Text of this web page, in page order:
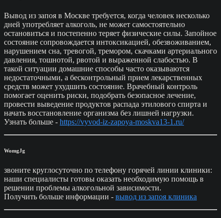
Вывод из запоя в Москве требуется, когда человек несколько
дней употребляет алкоголь, не может самостоятельно
остановиться и постепенно теряет физические силы. Запойное
состояние сопровождается интоксикацией, обезвоживанием,
нарушением сна, тревогой, тремором, скачками артериального
давления, тошнотой, рвотой и выраженной слабостью. В
такой ситуации домашние способы часто оказываются
недостаточными, а бесконтрольный прием лекарственных
средств может ухудшить состояние. Врачебный контроль
помогает оценить риски, подобрать безопасное лечение,
провести выведение продуктов распада этилового спирта и
начать восстановление организма без лишней нагрузки.
Узнать больше - https://vyvod-iz-zapoya-moskva13-1.ru/
WomgJg
звоните круглосуточно по телефону горячей линии клиники:
наши специалисты готовы оказать необходимую помощь в
решении проблемы алкогольной зависимости.
Получить больше информации - вывод из запоя клиника